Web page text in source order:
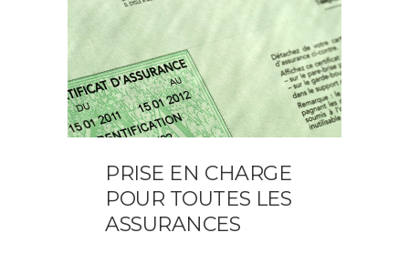
PRISE EN CHARGE
POUR TOUTES LES
ASSURANCES